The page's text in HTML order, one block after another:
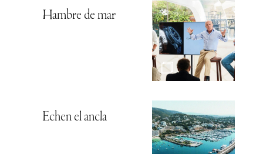
Hambre de mar
Echen el ancla